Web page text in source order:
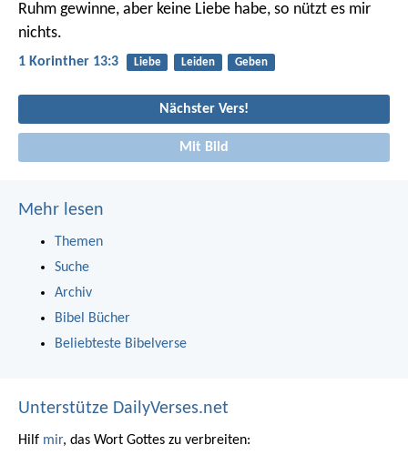
Ruhm gewinne, aber keine Liebe habe, so nützt es mir
nichts.
1 Korinther 13:3 Liebe Leiden Geben
Nächster Vers!
Mit Bild
Mehr lesen
Themen
Suche
Archiv
Bibel Bücher
Beliebteste Bibelverse
Unterstütze DailyVerses.net
Hilf mir, das Wort Gottes zu verbreiten: